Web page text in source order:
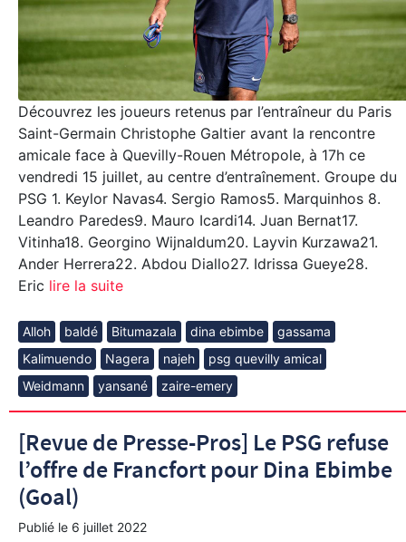
Découvrez les joueurs retenus par l’entraîneur du Paris
Saint-Germain Christophe Galtier avant la rencontre
amicale face à Quevilly-Rouen Métropole, à 17h ce
vendredi 15 juillet, au centre d’entraînement. Groupe du
PSG 1. Keylor Navas4. Sergio Ramos5. Marquinhos 8.
Leandro Paredes9. Mauro Icardi14. Juan Bernat17.
Vitinha18. Georgino Wijnaldum20. Layvin Kurzawa21.
Ander Herrera22. Abdou Diallo27. Idrissa Gueye28.
Eric lire la suite
Alloh baldé Bitumazala dina ebimbe
gassama
Kalimuendo
Nagera najeh
psg quevilly amical
Weidmann
yansané zaire-emery
[Revue de Presse-Pros] Le PSG refuse
l’offre de Francfort pour Dina Ebimbe
(Goal)
Publié le 6 juillet 2022